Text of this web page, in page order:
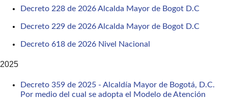
Decreto 228 de 2026 Alcalda Mayor de Bogot D.C
Decreto 229 de 2026 Alcalda Mayor de Bogot D.C
Decreto 618 de 2026 Nivel Nacional
2025
Decreto 359 de 2025 - Alcaldía Mayor de Bogotá, D.C.
Por medio del cual se adopta el Modelo de Atención